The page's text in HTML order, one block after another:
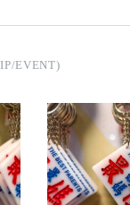
EVENT)